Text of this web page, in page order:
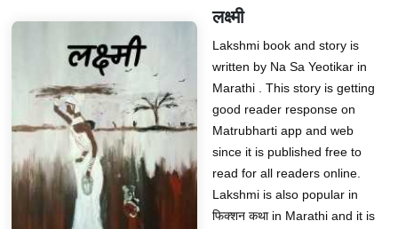
लक्ष्मी
Lakshmi book and story is
written by Na Sa Yeotikar in
Marathi . This story is getting
good reader response on
Matrubharti app and web
since it is published free to
read for all readers online.
Lakshmi is also popular in
फिक्शन कथा in Marathi and it is